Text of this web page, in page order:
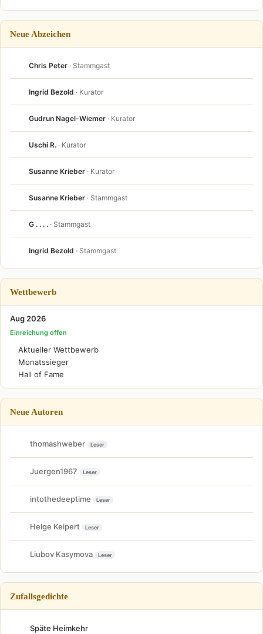
Neue Abzeichen
Chris Peter · Stammgast
Ingrid Bezold · Kurator
Gudrun Nagel-Wiemer · Kurator
Uschi R. · Kurator
Susanne Krieber · Kurator
Susanne Krieber · Stammgast
G . . . . · Stammgast
Ingrid Bezold · Stammgast
Wettbewerb
Aug 2026
Einreichung offen
Aktueller Wettbewerb
Monatssieger
Hall of Fame
Neue Autoren
thomashweber Leser
Juergen1967 Leser
intothedeeptime Leser
Helge Keipert Leser
Liubov Kasymova Leser
Zufallsgedichte
Späte Heimkehr